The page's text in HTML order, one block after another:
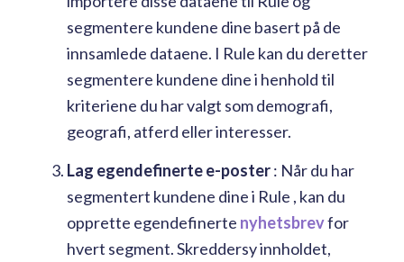
segmentere kundene dine basert på de
innsamlede dataene. I Rule kan du deretter
segmentere kundene dine i henhold til
kriteriene du har valgt som demografi,
geografi, atferd eller interesser.
Lag egendefinerte e-poster: Når du har
segmentert kundene dine i Rule , kan du
opprette egendefinerte nyhetsbrevfor
hvert segment. Skreddersy innholdet,